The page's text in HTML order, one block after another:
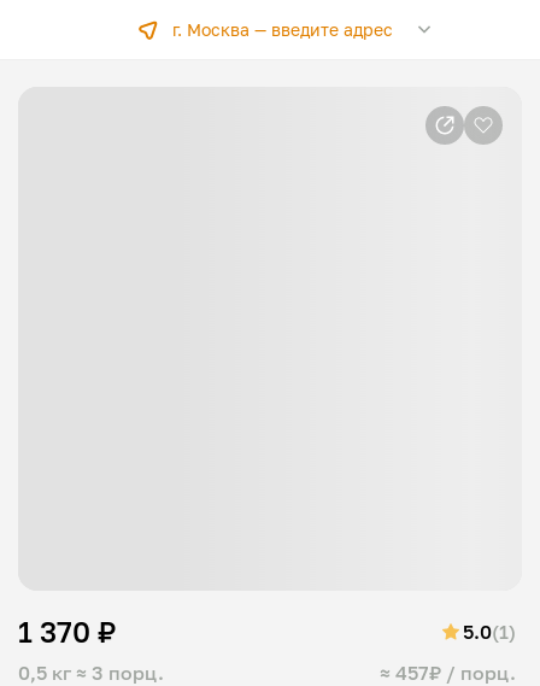
г. Москва —введите адрес
0,5 кг ≈ 3 порц. ≈ 457₽ / порц.
1 370 ₽ 5.0(1)